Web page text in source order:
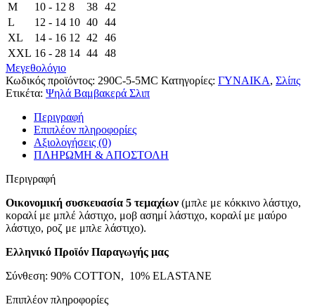
M
10 - 12 8 38 42
L
12 - 14 10 40 44
XL
14 - 16 12 42
46
XXL 16 - 28 14 44 48
Μεγεθολόγιο
Κωδικός προϊόντος: 290C-5-5MC Κατηγορίες: ΓΥΝΑΙΚΑ, Σλίπς
Ετικέτα: Ψηλά Βαμβακερά Σλιπ
Περιγραφή
Επιπλέον πληροφορίες
Αξιολογήσεις (0)
ΠΛΗΡΩΜΗ & ΑΠΟΣΤΟΛΗ
Περιγραφή
Οικονομική συσκευασία 5 τεμαχίων (μπλε με κόκκινο λάστιχο,
κοραλί με μπλέ λάστιχο, μοβ ασημί λάστιχο, κοραλί με μαύρο
λάστιχο, ροζ με μπλε λάστιχο).
Ελληνικό Προϊόν Παραγωγής μας
Σύνθεση: 90% COTTON, 10% ELASTANE
Επιπλέον πληροφορίες